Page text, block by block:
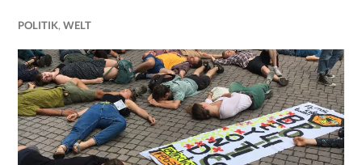
POLITIK,WELT